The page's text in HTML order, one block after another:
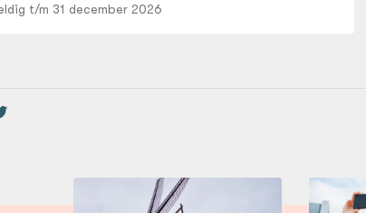
t/m 31 december 2026